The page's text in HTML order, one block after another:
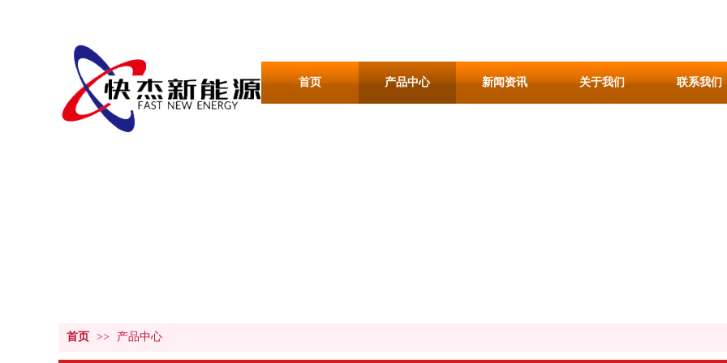
首页 产品中心 新闻资讯 关于我们 联系我们
首页 >> 产品中心